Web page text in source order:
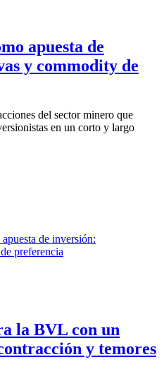
apuesta de
y commodity de
del sector minero que
en un corto y largo
la BVL con un
y temores